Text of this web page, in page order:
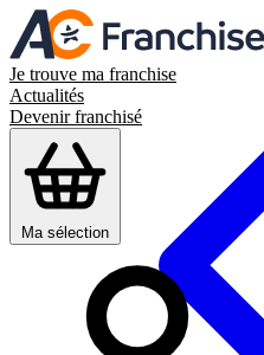
Je trouve ma franchise
Actualités
Devenir franchisé
Ma sélection